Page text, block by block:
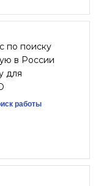
по поиску
в России
для
работы